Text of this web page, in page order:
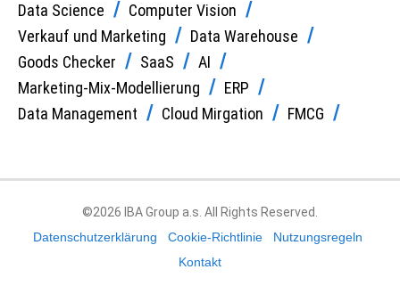
Data Science
Computer Vision
Verkauf und Marketing
Data Warehouse
Goods Checker
SaaS
AI
Marketing-Mix-Modellierung
ERP
Data Management
Cloud Mirgation FMCG
©2026 IBA Group a.s. All Rights Reserved.
Datenschutzerklärung
Cookie-Richtlinie
Nutzungsregeln
Kontakt